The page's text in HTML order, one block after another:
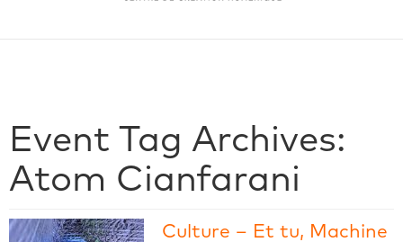
Event Tag Archives:
Atom Cianfarani
Culture – Et tu, Machine